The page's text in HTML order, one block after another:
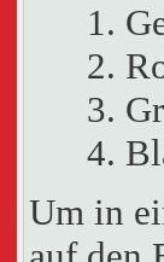
Um in